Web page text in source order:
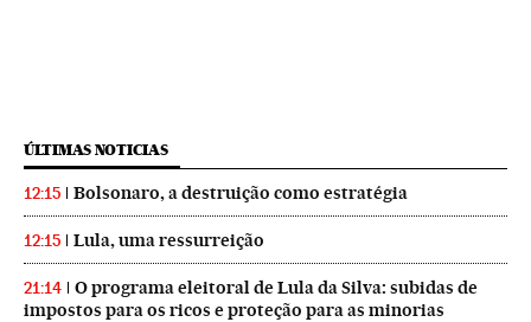
ÚLTIMAS NOTICIAS
12:15 Bolsonaro, a destruição como estratégia
12:15 Lula, uma ressurreição
21:14
O programa eleitoral de Lula da Silva: subidas de
impostos para os ricos e proteção para as minorias